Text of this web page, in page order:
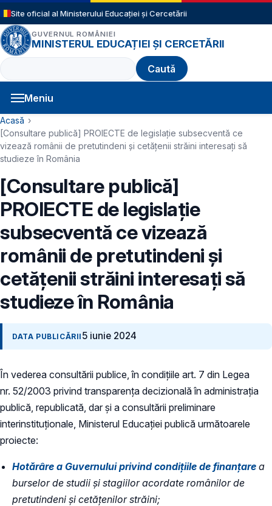
Sari la conținutul principal
Site oficial al Ministerului Educației și Cercetării
GUVERNUL ROMÂNIEI
MINISTERUL EDUCAȚIEI ȘI CERCETĂRII
Caută
Meniu
Navigație principală
Cale de navigare
Acasă
[Consultare publică] PROIECTE de legislație subsecventă ce
vizează românii de pretutindeni și cetățenii străini interesați să
studieze în România
[Consultare publică]
PROIECTE de legislație
subsecventă ce vizează
românii de pretutindeni și
cetățenii străini interesați să
studieze în România
DATA PUBLICĂRII 5 iunie 2024
În vederea consultării publice, în condiţiile art. 7 din Legea
nr. 52/2003 privind transparenţa decizională în administraţia
publică, republicată, dar și a consultării preliminare
interinstituționale, Ministerul Educaţiei publică următoarele
proiecte:
Hotărâre a Guvernului privind condițiile de finanțare a
burselor de studii și stagiilor acordate românilor de
pretutindeni și cetățenilor străini;